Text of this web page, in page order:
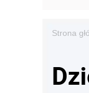
Strona